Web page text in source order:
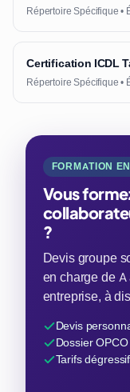
Répertoire Spécifique •
Certification ICDL
Répertoire Spécifique •
FORMATION
Vous
?
Devis groupe
en charge de
entreprise, à
Devis
Dossier
Tarifs